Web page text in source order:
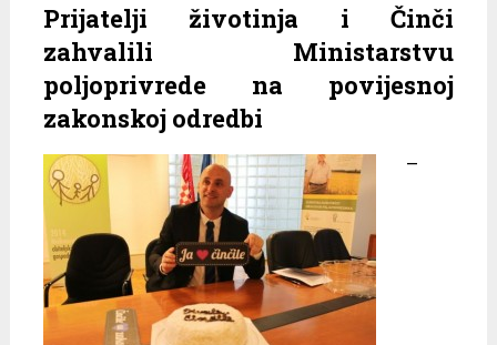
Prijatelji životinja i Činči
zahvalili Ministarstvu
poljoprivrede na povijesnoj
zakonskoj odredbi
–